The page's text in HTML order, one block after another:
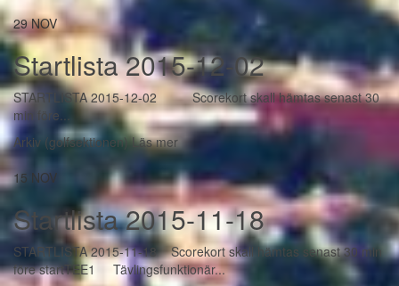
29NOV
Startlista 2015-12-02
STARTLISTA 2015-12-02 Scorekort skall hämtas senast 30
min före...
Arkiv (golfsektionen) Läs mer
15 NOV
Startlista 2015-11-18
STARTLISTA 2015-11-18 Scorekort skall hämtas senast 30 min
före startTEE1 Tävlingsfunktionär...